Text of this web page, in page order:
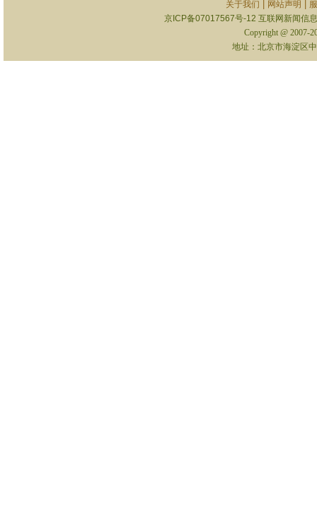
关于我们 网站声明
京ICP备07017567号-12 互联网新闻信
Copyright @ 2007-
地址：北京市海淀区